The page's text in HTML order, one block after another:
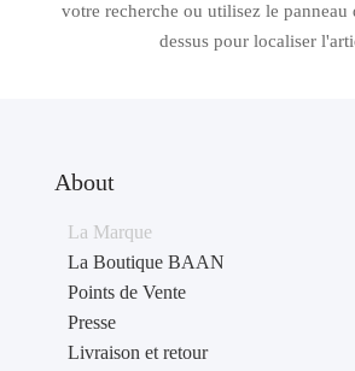
votre recherche ou utilisez le
dessus pour localiser
About
La Marque
La Boutique BAAN
Points de Vente
Presse
Livraison et retour